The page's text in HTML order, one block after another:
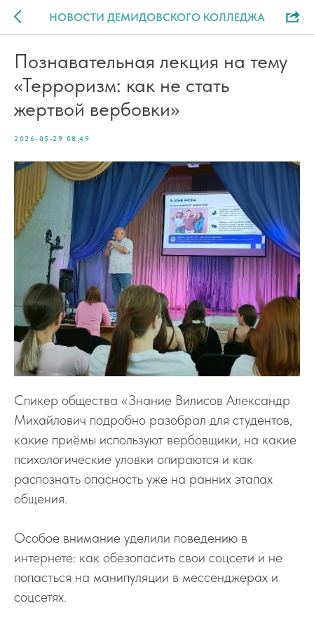
НОВОСТИ ДЕМИДОВСКОГО КОЛЛЕДЖА
Познавательная лекция на тему
«Терроризм: как не стать
жертвой вербовки»
2026-05-29 08:49
Спикер общества «Знание Вилисов Александр
Михайлович подробно разобрал для студентов,
какие приёмы используют вербовщики, на какие
психологические уловки опираются и как
распознать опасность уже на ранних этапах
общения.
Особое внимание уделили поведению в
интернете: как обезопасить свои соцсети и не
попасться на манипуляции в мессенджерах и
соцсетях.